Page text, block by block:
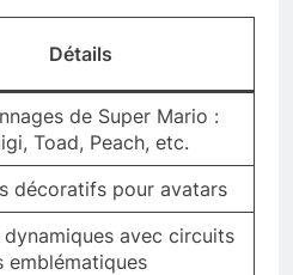
Détails
de Super Mario :
Toad, Peach, etc.
décoratifs pour avatars
avec circuits
emblématiques